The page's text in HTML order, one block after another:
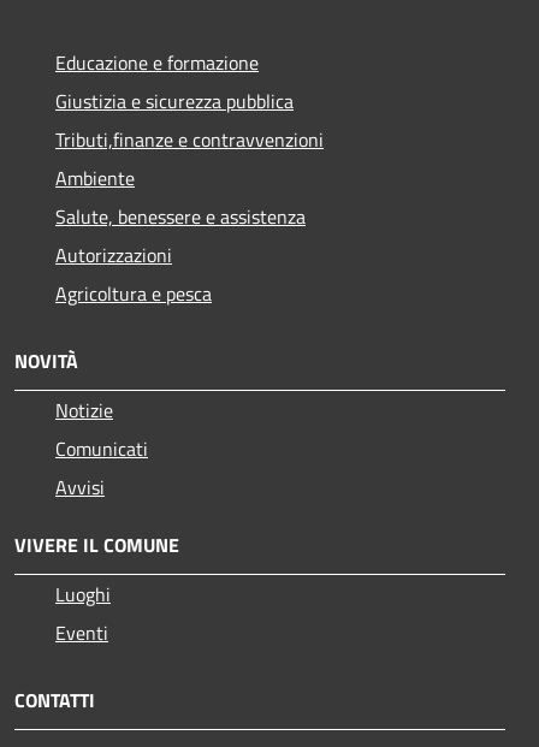
Educazione e formazione
Giustizia e sicurezza pubblica
Tributi,finanze e contravvenzioni
Ambiente
Salute, benessere e assistenza
Autorizzazioni
Agricoltura e pesca
NOVITÀ
Notizie
Comunicati
Avvisi
VIVERE IL COMUNE
Luoghi
Eventi
CONTATTI